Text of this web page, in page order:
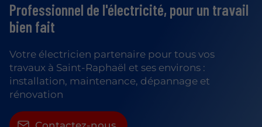
Professionnel de l'électricité, pour un travail
bien fait
Votre électricien partenaire pour tous vos
travaux à Saint-Raphaël et ses environs :
installation, maintenance, dépannage et
rénovation